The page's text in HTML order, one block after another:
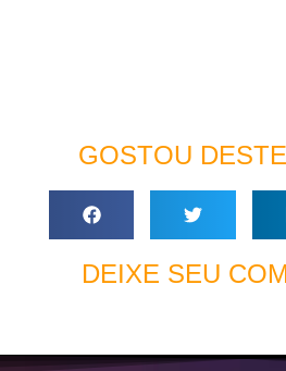
GOSTOU
DEIXE SEU